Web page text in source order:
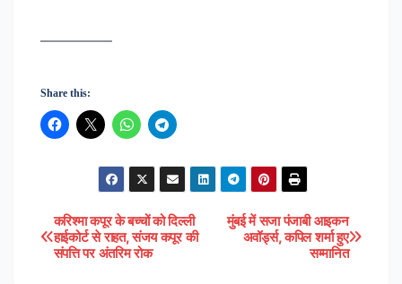
—————
Share this:
Post
navigation
मुंबई में सजा पंजाबी आइकन
अवॉर्ड्स, कपिल शर्मा हुए
सम्मानित
करिश्मा कपूर के बच्चों को दिल्ली
हाईकोर्ट से राहत, संजय कपूर की
संपत्ति पर अंतरिम रोक